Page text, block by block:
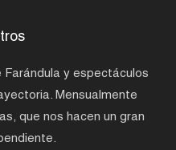
Farándula y espectáculos
Mensualmente
que nos hacen un gran